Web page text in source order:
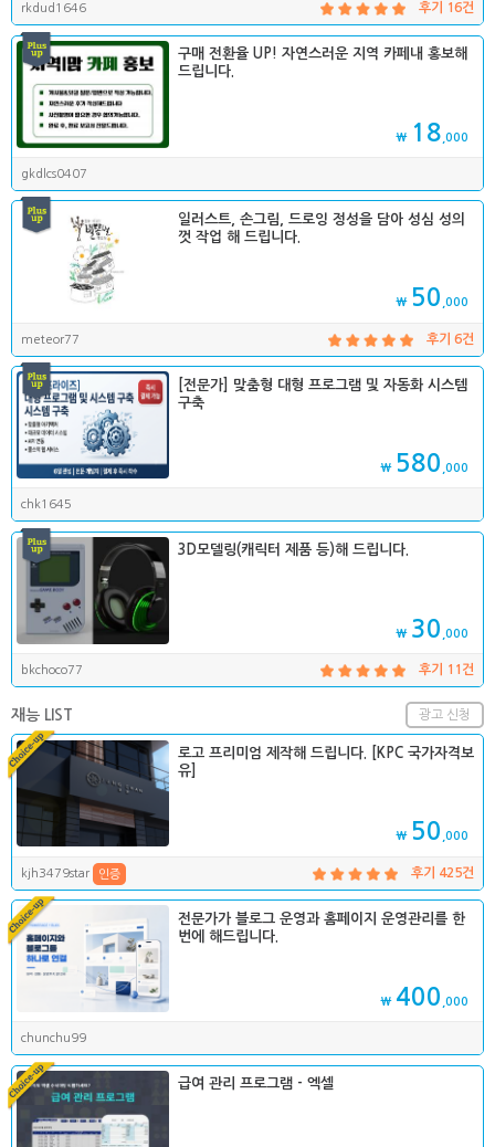
rkdud1646 후기 16건
구매 전환율 UP! 자연스러운 지역 카페내 홍보해
드립니다.
₩ 18 ,000
gkdlcs0407
일러스트, 손그림, 드로잉 정성을 담아 성심 성의
껏 작업 해 드립니다.
₩ 50 ,000
meteor77 후기 6건
[전문가] 맞춤형 대형 프로그램 및 자동화 시스템
구축
₩ 580 ,000
chk1645
3D모델링(캐릭터 제품 등)해 드립니다.
₩ 30 ,000
bkchoco77 후기 11건
광고 신청
재능 LIST
로고 프리미엄 제작해 드립니다. [KPC 국가자격보
유]
₩ 50 ,000
kjh3479star 인증 후기 425건
전문가가 블로그 운영과 홈페이지 운영관리를 한
번에 해드립니다.
₩ 400 ,000
chunchu99
급여 관리 프로그램 - 엑셀